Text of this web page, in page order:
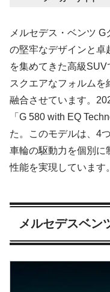
メルセデス・ベンツ
の堅牢なデザインと卓
を集めてきた高級
スクエアなフォルム
融合させています。
「G 580 with EQ
た。このモデルは、4
車輪の駆動力を個別に
性能を実現しています。
メルセデスベン